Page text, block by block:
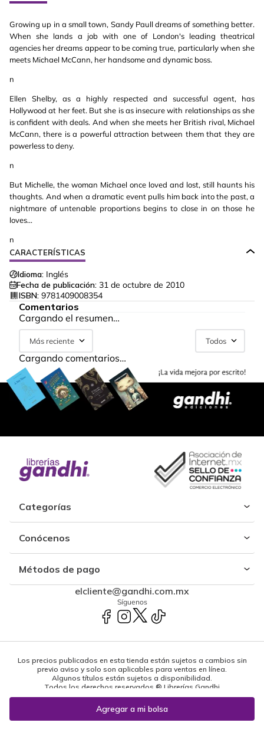
Growing up in a small town, Sandy Paull dreams of something better.
When she lands a job with one of London's leading theatrical
agencies her dreams appear to be coming true, particularly when she
meets Michael McCann, her handsome and dynamic boss.
n
Ellen Shelby, as a highly respected and successful agent, has
Hollywood at her feet. But she is as insecure with relationships as she
is confident with deals. And when she meets her British rival, Michael
McCann, there is a powerful attraction between them that they are
powerless to deny.
n
But Michelle, the woman Michael once loved and lost, still haunts his
thoughts. And when a dramatic event pulls him back into the past, a
nightmare of untenable proportions begins to close in on those he
loves...
n
CARACTERÍSTICAS
Idioma: Inglés
Fecha de publicación: 31 de octubre de 2010
ISBN: 9781409008354
Comentarios
Cargando el resumen…
Más reciente Todos
Cargando comentarios…
Categorías
Conócenos
Métodos de pago
elcliente@gandhi.com.mx
Síguenos
Los precios publicados en esta tienda están sujetos a cambios sin
previo aviso y solo son aplicables para ventas en línea.
Algunos títulos están sujetos a disponibilidad.
Todos los derechos reservados ® Librerías Gandhi